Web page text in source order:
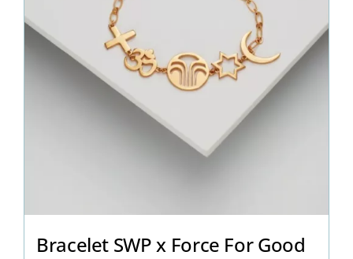
Bracelet SWP x Force For Good